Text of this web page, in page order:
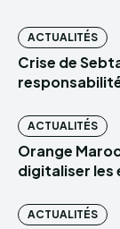
ACTUALITÉS
Crise de
ACTUALITÉS
Orange
digitaliser les
ACTUALITÉS